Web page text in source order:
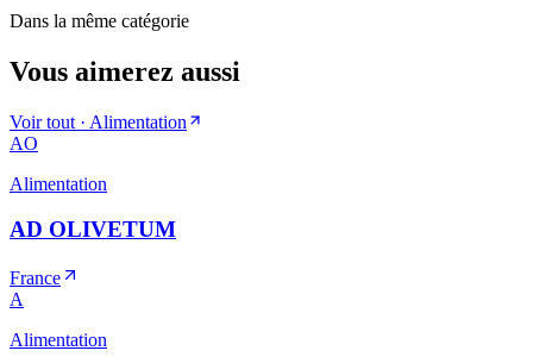
Dans la même catégorie
Vous aimerez aussi
Voir tout · Alimentation
AO
Alimentation
AD OLIVETUM
France
A
Alimentation